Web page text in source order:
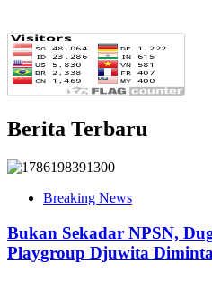
Berita Terbaru
Breaking News
Bukan Sekadar NPSN,
Playgroup Djuwita